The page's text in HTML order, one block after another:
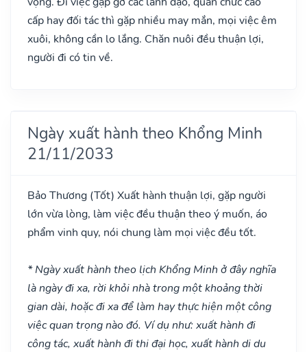
cấp hay đối tác thì gặp nhiều may mắn, mọi việc êm
xuôi, không cần lo lắng. Chăn nuôi đều thuận lợi,
người đi có tin về.
Ngày xuất hành theo Khổng Minh
21/11/2033
Bảo Thương (Tốt) Xuất hành thuận lợi, gặp người
lớn vừa lòng, làm việc đều thuận theo ý muốn, áo
phẩm vinh quy, nói chung làm mọi việc đều tốt.
* Ngày xuất hành theo lịch Khổng Minh ở đây nghĩa
là ngày đi xa, rời khỏi nhà trong một khoảng thời
gian dài, hoặc đi xa để làm hay thực hiện một công
việc quan trọng nào đó. Ví dụ như: xuất hành đi
công tác, xuất hành đi thi đại học, xuất hành di du